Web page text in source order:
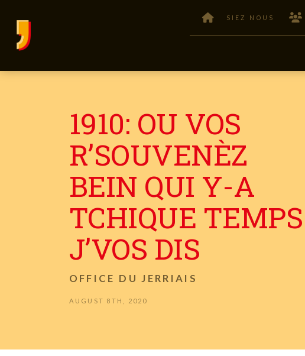
SIEZ NOUS
1910: OU VOS
R’SOUVENÈZ
BEIN QUI Y-A
TCHIQUE TEMPS
J’VOS DIS
OFFICE DU JERRIAIS
AUGUST 8TH, 2020